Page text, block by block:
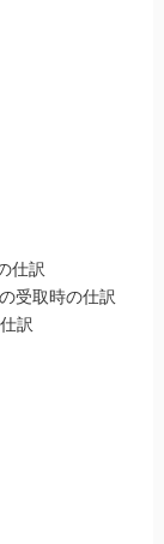
仕訳
受取時の仕訳
訳